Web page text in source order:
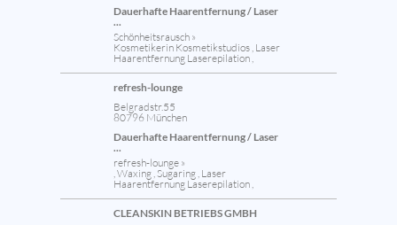
Dauerhafte Haarentfernung / Laser
...
Schönheitsrausch »
Kosmetikerin Kosmetikstudios , Laser
Haarentfernung Laserepilation ,
refresh-lounge
Belgradstr.55
80796 München
Dauerhafte Haarentfernung / Laser
...
refresh-lounge »
, Waxing , Sugaring , Laser
Haarentfernung Laserepilation ,
CLEANSKIN BETRIEBS GMBH